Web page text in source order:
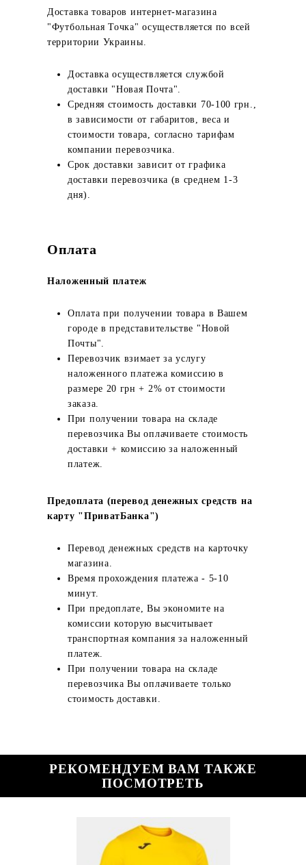
Доставка товаров интернет-магазина
"Футбольная Точка" осуществляется по всей
территории Украины.
Доставка осуществляется службой
доставки "Новая Почта".
Средняя стоимость доставки 70-100 грн.,
в зависимости от габаритов, веса и
стоимости товара, согласно тарифам
компании перевозчика.
Срок доставки зависит от графика
доставки перевозчика (в среднем 1-3
дня).
Оплата
Наложенный платеж
Оплата при получении товара в Вашем
городе в представительстве "Новой
Почты".
Перевозчик взимает за услугу
наложенного платежа комиссию в
размере 20 грн + 2% от стоимости
заказа.
При получении товара на складе
перевозчика Вы оплачиваете стоимость
доставки + комиссию за наложенный
платеж.
Предоплата (перевод денежных средств на
карту "ПриватБанка")
Перевод денежных средств на карточку
магазина.
Время прохождения платежа - 5-10
минут.
При предоплате, Вы экономите на
комиссии которую высчитывает
транспортная компания за наложенный
платеж.
При получении товара на складе
перевозчика Вы оплачиваете только
стоимость доставки.
РЕКОМЕНДУЕМ ВАМ ТАКЖЕ
ПОСМОТРЕТЬ